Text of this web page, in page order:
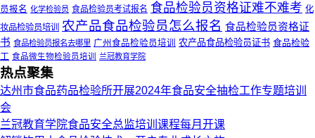
员报名 化学检验员 食品检验员考试报名 食品检验员资格证难不难考 化
妆品检验员培训 农产品食品检验员怎么报名 食品检验员资格证
书 食品检验员报名去哪里 广州食品检验员培训 农产品食品检验员证书 食品检验
工 食品微生物检验员培训 兰冠教育学院
热点聚集
达州市食品药品检验所开展2024年食品安全抽检工作专题培训
会
兰冠教育学院食品安全总监培训课程每月开课